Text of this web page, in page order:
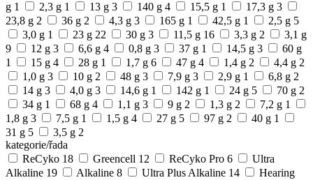
g 1 2,3 g 1 13 g 3 140 g 4 15,5 g 1 17,3 g 3
23,8 g 2 36 g 2 4,3 g 3 165 g 1 42,5 g 1 2,5 g 5
3,0 g 1 23 g 22 30 g 3 11,5 g 16 3,3 g 2
3,1 g
9
12 g 3 6,6 g 4 0,8 g 3 37 g 1 14,5 g 3
60 g
1
15 g 4 28 g 1 1,7 g 6 47 g 4 1,4 g 2 4,4 g 2
1,0 g 3 10 g 2 48 g 3 7,9 g 3 2,9 g 1 6,8 g 2
14 g 3 4,0 g 3 14,6 g 1 142 g 1 24 g 5 70 g 2
34 g 1 68 g 4 1,1 g 3 9 g 2 1,3 g 2 7,2 g 1
1,8 g 3 7,5 g 1 1,5 g 4 27 g 5 97 g 2 40 g 1
31 g 5 3,5 g 2
kategorie/řada
ReCyko 18 Greencell 12 ReCyko Pro 6
Ultra
Alkaline 19 Alkaline 8 Ultra Plus Alkaline 14 Hearing